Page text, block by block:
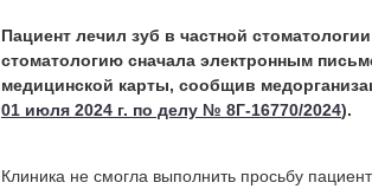
Пациент лечил зуб в частной
стоматологию сначала электронным
медицинской карты, сообщив
01 июля 2024 г. по делу № 8Г-16770/2024).
Клиника не смогла выполнить просьбу